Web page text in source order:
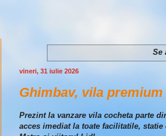
Se
vineri, 31 iulie 2026
Ghimbav, vila
Prezint la vanzare vila cocheta parte
acces imediat la toate facilitatile,